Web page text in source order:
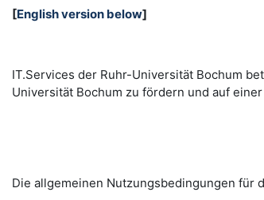
[English version below]
IT.Services der Ruhr-Universität Bochum
Universität Bochum zu fördern und auf
Die allgemeinen Nutzungsbedingungen für